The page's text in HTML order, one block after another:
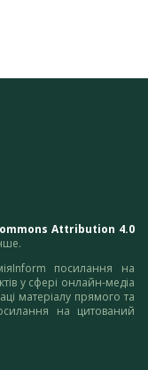
Attribution 4.0
посилання на
у сфері онлайн-медіа
матеріалу прямого та
на цитований